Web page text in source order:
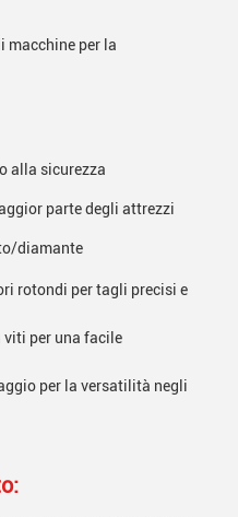
macchine per la
alla sicurezza
parte degli attrezzi
diamante
rotondi per tagli precisi e
viti per una facile
per la versatilità negli